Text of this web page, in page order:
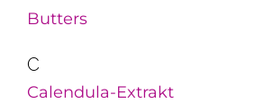
Butters
C
Calendula-Extrakt